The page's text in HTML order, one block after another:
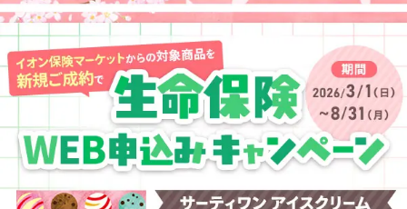
イオンカード会員さま専用保険